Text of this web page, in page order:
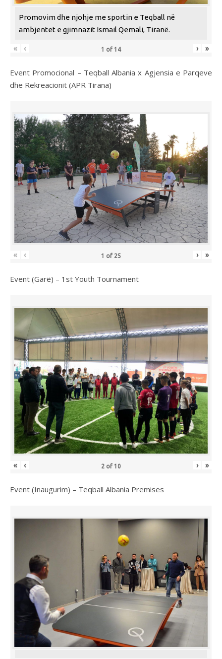
Promovim dhe njohje me sportin e Teqball në
ambjentet e gjimnazit Ismail Qemali, Tiranë.
« ‹ 1 of 14 › »
Event Promocional – Teqball Albania x Agjensia e Parqeve
dhe Rekreacionit (APR Tirana)
« ‹ 1 of 25 › »
Event (Garë) – 1st Youth Tournament
« ‹ 2 of 10 › »
Event (Inaugurim) – Teqball Albania Premises